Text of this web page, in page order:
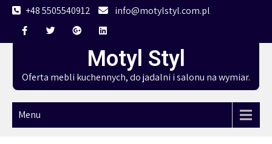
Skip
content
+48 5505540912 info@motylstyl.com.pl
Motyl Styl
Oferta mebli kuchennych, do jadalni i salonu na wymiar.
Menu